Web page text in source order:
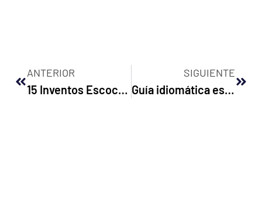
ANTERIOR
15 Inventos Escoceses que cambiaron nuestra vida diaria
SIGUIENTE
Guía idiomática escocesa